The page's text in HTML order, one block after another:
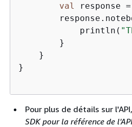
val
response
            println(
        }
    }
}
Pour plus de détails sur
SDK pour la référence de